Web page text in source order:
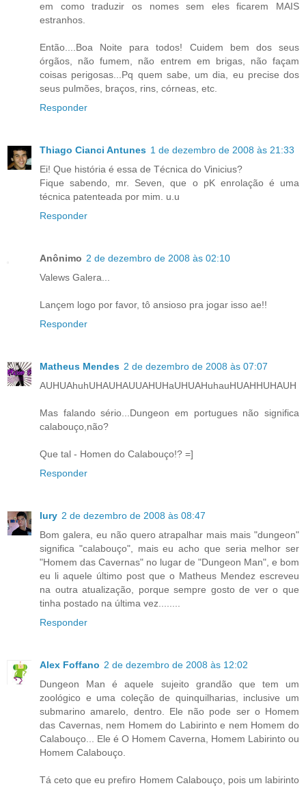
em como traduzir os nomes sem eles ficarem MAIS
estranhos.
Então....Boa Noite para todos! Cuidem bem dos seus
órgãos, não fumem, não entrem em brigas, não façam
coisas perigosas...Pq quem sabe, um dia, eu precise dos
seus pulmões, braços, rins, córneas, etc.
Responder
Thiago Cianci Antunes 1 de dezembro de 2008 às 21:33
Ei! Que história é essa de Técnica do Vinicius?
Fique sabendo, mr. Seven, que o pK enrolação é uma
técnica patenteada por mim. u.u
Responder
Anônimo 2 de dezembro de 2008 às 02:10
Valews Galera...
Lançem logo por favor, tô ansioso pra jogar isso ae!!
Responder
Matheus Mendes 2 de dezembro de 2008 às 07:07
AUHUAhuhUHAUHAUUAHUHaUHUAHuhauHUAHHUHAUH
Mas falando sério...Dungeon em portugues não significa
calabouço,não?
Que tal - Homen do Calabouço!? =]
Responder
Iury 2 de dezembro de 2008 às 08:47
Bom galera, eu não quero atrapalhar mais mais "dungeon"
significa "calabouço", mais eu acho que seria melhor ser
"Homem das Cavernas" no lugar de "Dungeon Man", e bom
eu li aquele último post que o Matheus Mendez escreveu
na outra atualização, porque sempre gosto de ver o que
tinha postado na última vez........
Responder
Alex Foffano 2 de dezembro de 2008 às 12:02
Dungeon Man é aquele sujeito grandão que tem um
zoológico e uma coleção de quinquilharias, inclusive um
submarino amarelo, dentro. Ele não pode ser o Homem
das Cavernas, nem Homem do Labirinto e nem Homem do
Calabouço... Ele é O Homem Caverna, Homem Labirinto ou
Homem Calabouço.
Tá ceto que eu prefiro Homem Calabouço, pois um labirinto